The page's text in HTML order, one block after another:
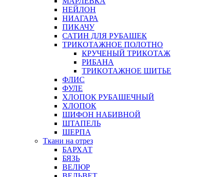
НЕЙЛОН
НИАГАРА
ПИКАЧУ
САТИН ДЛЯ РУБАШЕК
ТРИКОТАЖНОЕ ПОЛОТНО
КРУЧЕНЫЙ ТРИКОТАЖ
РИБАНА
ТРИКОТАЖНОЕ ШИТЬЕ
ФЛИС
ФУЛЕ
ХЛОПОК РУБАШЕЧНЫЙ
ХЛОПОК
ШИФОН НАБИВНОЙ
ШТАПЕЛЬ
ШЕРПА
Ткани на отрез
БАРХАТ
БЯЗЬ
ВЕЛЮР